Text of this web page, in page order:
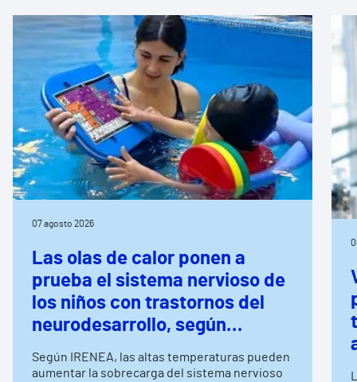
07 agosto 2026
Las olas de calor ponen a
prueba el sistema nervioso de
los niños con trastornos del
neurodesarrollo, según
neurorrehabilitación
Según IRENEA, las altas temperaturas pueden
aumentar la sobrecarga del sistema nervioso